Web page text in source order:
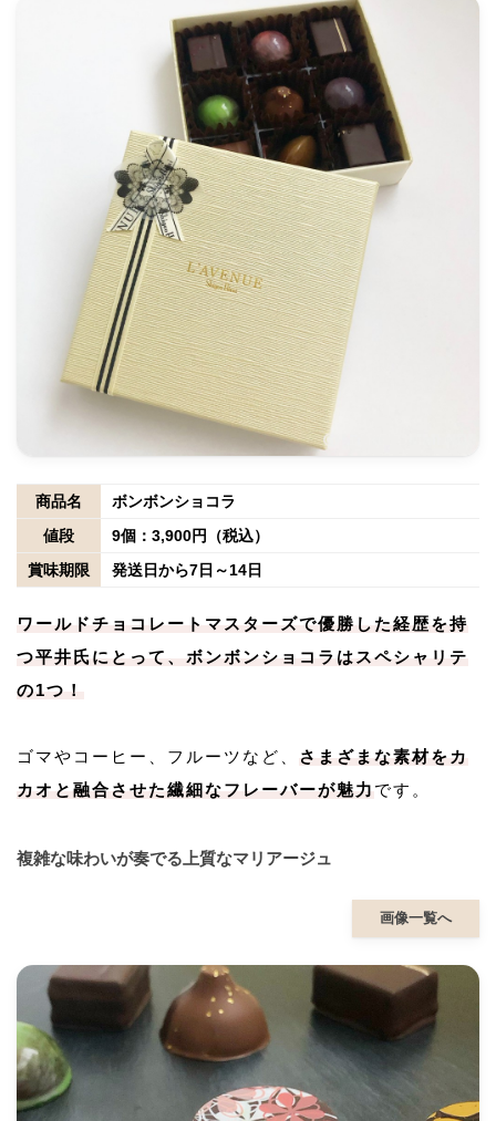
商品名
ボンボンショコラ
値段
9個：3,900円（税込）
賞味期限
発送日から7日～14日
ワールドチョコレートマスターズで優勝した経歴を持
つ平井氏にとって、ボンボンショコラはスペシャリテ
の1つ！
ゴマやコーヒー、フルーツなど、
さまざまな素材をカ
カオと融合させた繊細なフレーバーが魅力 です。
複雑な味わいが奏でる上質なマリアージュ
画像一覧へ